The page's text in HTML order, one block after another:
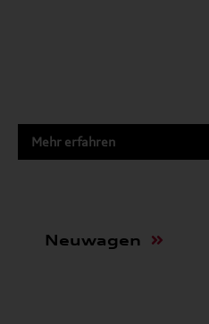
Mehr erfahren
Neuwagen